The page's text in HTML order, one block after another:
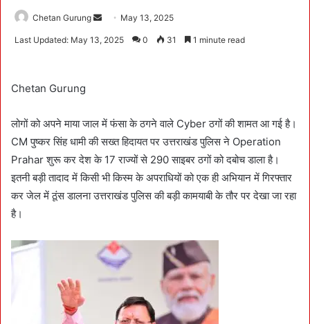
Chetan Gurung
e
May 13, 2025
Last Updated: May 13, 2025 0 31 1 minute read
Chetan Gurung
लोगों को अपने माया जाल में फंसा के ठगने वाले Cyber ठगों की शामत आ गई है।
CM पुष्कर सिंह धामी की सख्त हिदायत पर उत्तराखंड पुलिस ने Operation
Prahar शुरू कर देश के 17 राज्यों से 290 साइबर ठगों को दबोच डाला है।
इतनी बड़ी तादाद में किसी भी किस्म के अपराधियों को एक ही अभियान में गिरफ्तार
कर जेल में ठूंस डालना उत्तराखंड पुलिस की बड़ी कामयाबी के तौर पर देखा जा रहा
है।